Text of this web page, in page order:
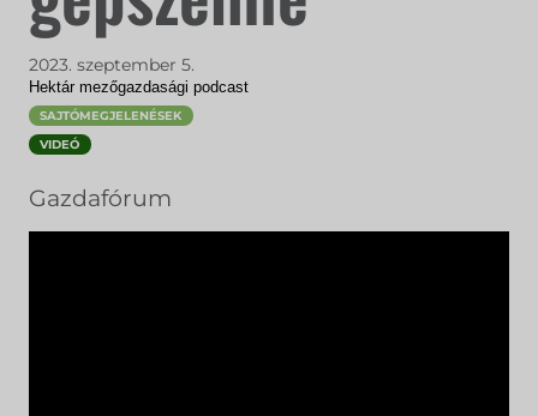
2023. szeptember 5.
Hektár mezőgazdasági podcast
SAJTÓMEGJELENÉSEK
VIDEÓ
Gazdafórum